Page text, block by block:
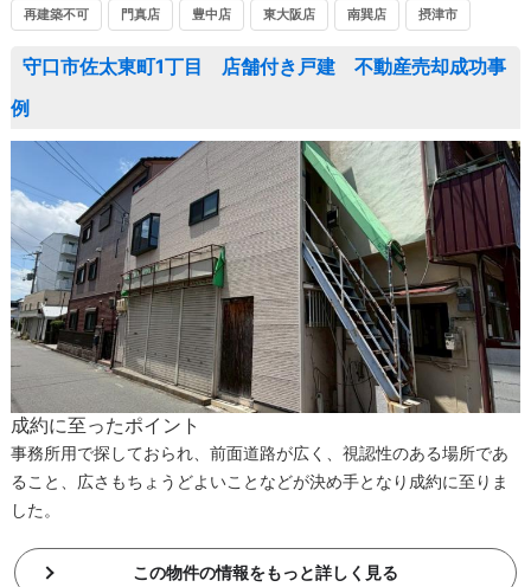
再建築不可 門真店 豊中店 東大阪店 南巽店 摂津市
守口市佐太東町1丁目 店舗付き戸建 不動産売却成功事
例
成約に至ったポイント
事務所用で探しておられ、前面道路が広く、視認性のある場所であ
ること、広さもちょうどよいことなどが決め手となり成約に至りま
した。
この物件の情報をもっと詳しく見る